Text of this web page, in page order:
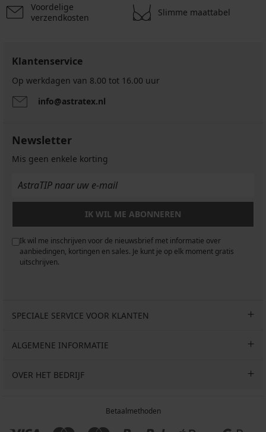
Voordelige
verzendkosten
Slimme maattabel
Klantenservice
Op werkdagen van 8.00 tot 16.00 uur
info@astratex.nl
Newsletter
Mis geen enkele korting
IK WIL ME ABONNEREN
Ik wil me inschrijven voor de nieuwsbrief met informatie over
aanbiedingen, kortingen en sales. Je kunt je op elk moment gratis
uitschrijven.
SPECIALE SERVICE VOOR KLANTEN
ALGEMENE INFORMATIE
OVER HET BEDRIJF
Betaalmethoden